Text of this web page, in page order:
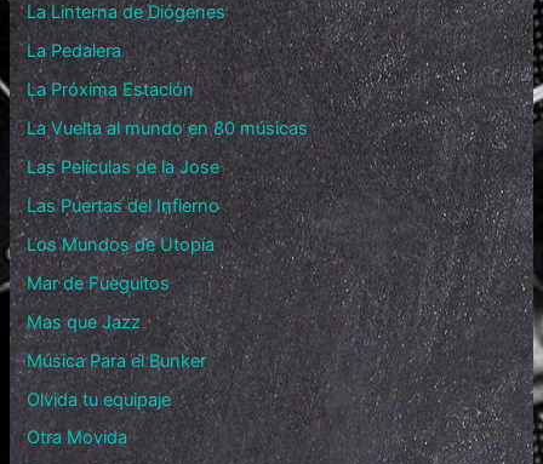
La Linterna de Diógenes
La Pedalera
La Próxima Estación
La Vuelta al mundo en 80 músicas
Las Películas de la Jose
Las Puertas del Infierno
Los Mundos de Utopía
Mar de Fueguitos
Mas que Jazz
Música Para el Bunker
Olvida tu equipaje
Otra Movida